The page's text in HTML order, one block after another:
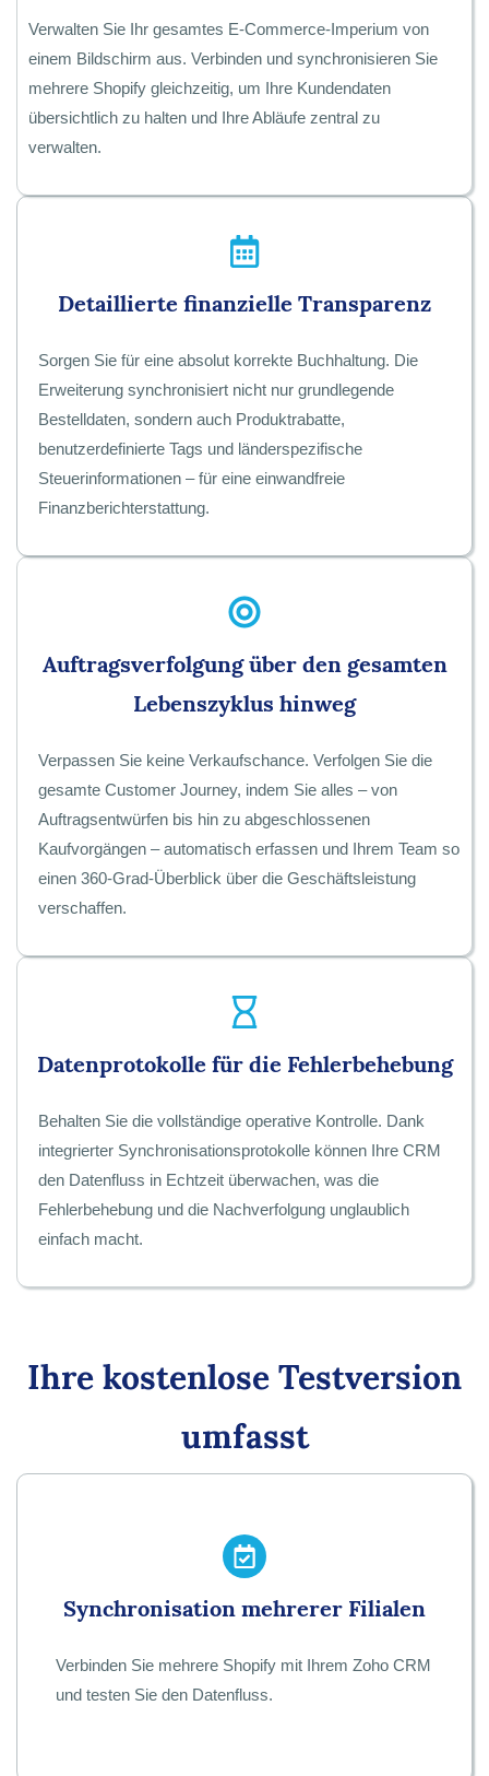
Verwalten Sie Ihr gesamtes E-Commerce-Imperium von
einem Bildschirm aus. Verbinden und synchronisieren Sie
mehrere Shopify gleichzeitig, um Ihre Kundendaten
übersichtlich zu halten und Ihre Abläufe zentral zu
verwalten.
Detaillierte finanzielle Transparenz
Sorgen Sie für eine absolut korrekte Buchhaltung. Die
Erweiterung synchronisiert nicht nur grundlegende
Bestelldaten, sondern auch Produktrabatte,
benutzerdefinierte Tags und länderspezifische
Steuerinformationen – für eine einwandfreie
Finanzberichterstattung.
Auftragsverfolgung über den gesamten
Lebenszyklus hinweg
Verpassen Sie keine Verkaufschance. Verfolgen Sie die
gesamte Customer Journey, indem Sie alles – von
Auftragsentwürfen bis hin zu abgeschlossenen
Kaufvorgängen – automatisch erfassen und Ihrem Team so
einen 360-Grad-Überblick über die Geschäftsleistung
verschaffen.
Datenprotokolle für die Fehlerbehebung
Behalten Sie die vollständige operative Kontrolle. Dank
integrierter Synchronisationsprotokolle können Ihre CRM
den Datenfluss in Echtzeit überwachen, was die
Fehlerbehebung und die Nachverfolgung unglaublich
einfach macht.
Ihre kostenlose Testversion
umfasst
Synchronisation mehrerer Filialen
Verbinden Sie mehrere Shopify mit Ihrem Zoho CRM
und testen Sie den Datenfluss.